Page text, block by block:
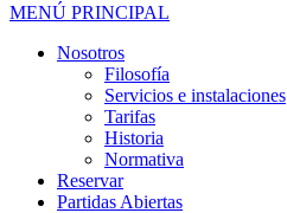
MENÚ PRINCIPAL
Nosotros
Filosofía
Servicios e instalaciones
Tarifas
Historia
Normativa
Reservar
Partidas Abiertas